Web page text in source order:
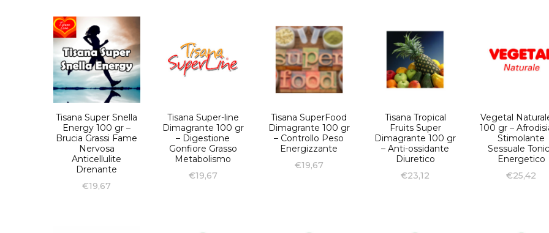
Tisana Super Snella
Energy 100 gr –
Brucia Grassi Fame
Nervosa
Anticellulite
Drenante
€19,67
Tisana Super-line
Dimagrante 100 gr
– Digestione
Gonfiore Grasso
Metabolismo
€19,67
Tisana SuperFood
Dimagrante 100 gr
– Controllo Peso
Energizzante
€19,67
Tisana Tropical
Fruits Super
Dimagrante 100 gr
– Anti-ossidante
Diuretico
€23,12
Vegetal
100 gr –
Stimolante
Sessuale
Energetico
€25,42